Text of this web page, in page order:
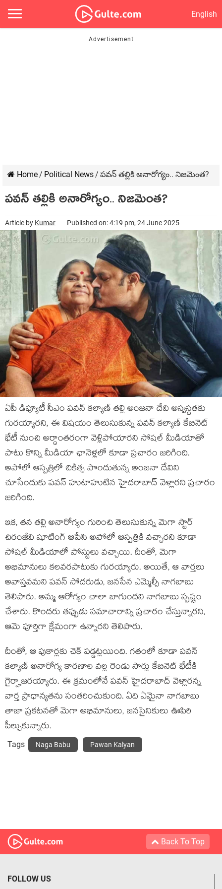
English
Home/ Political News/ పవన్ తల్లికి అనారోగ్యం.. నిజమెంత?
పవన్ తల్లికి అనారోగ్యం.. నిజమెంత?
Article by Kumar Published on: 4:19 pm, 24 June 2025
ఏపీ డిప్యూటీ సీఎం పవన్ కల్యాణ్ తల్లి అంజనా దేవి అస్వస్థతకు
గురయ్యారని, ఈ విషయం తెలుసుకున్న పవన్ కల్యాణ్ కేబినెట్
భేటీ నుంచి అర్ధాంతరంగా వెళ్లిపోయారని సోషల్ మీడియాతో
పాటు కొన్ని మీడియా ఛానెళ్లలో కూడా ప్రచారం జరిగింది.
అపోలో ఆస్పత్రిలో చికిత్స పొందుతున్న అంజనా దేవిని
చూసేందుకు పవన్ హుటాహుటిన హైదరాబాద్ వెళ్లారని ప్రచారం
జరిగింది.
ఇక, తన తల్లి అనారోగ్యం గురించి తెలుసుకున్న మెగా స్టార్
చిరంజీవి షూటింగ్ ఆపేసి అపోలో ఆస్పత్రికి వచ్చారని కూడా
సోషల్ మీడియాలో పోస్టులు వచ్చాయి. దీంతో, మెగా
అభిమానులు కలవరపాటుకు గురయ్యారు. అయితే, ఆ వార్తలు
అవాస్తవమని పవన్ సోదరుడు, జనసేన ఎమ్మెల్సీ నాగబాబు
తెలిపారు. అమ్మ ఆరోగ్యం చాలా బాగుందని నాగబాబు స్పష్టం
చేశారు. కొందరు తప్పుడు సమాచారాన్ని ప్రచారం చేస్తున్నారని,
ఆమె పూర్తిగా క్షేమంగా ఉన్నారని తెలిపారు.
దీంతో, ఆ పుకార్లకు చెక్ పడ్డట్లయింది. గతంలో కూడా పవన్
కల్యాణ్ అనారోగ్య కారణాల వల్ల రెండు సార్లు కేబినెట్ భేటీకి
గైర్హాజరయ్యారు. ఈ క్రమంలోనే పవన్ హైదరాబాద్ వెళ్లారన్న
వార్త ప్రాధాన్యతను సంతరించుకుంది. ఏది ఏమైనా నాగబాబు
తాజా ప్రకటనతో మెగా అభిమానులు, జనసైనికులు ఊపిరి
పీల్చుకున్నారు.
Tags Naga Babu Pawan Kalyan
Back To Top
FOLLOW US